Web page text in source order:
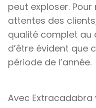
peut exploser.
attentes des
qualité complet au
d’être évident que
période de l’année.
Avec